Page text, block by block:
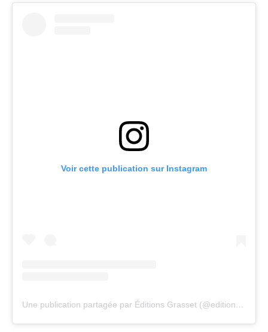
Voir cette publication sur Instagram
Une publication partagée par Éditions Grasset (@editionsgrasset)